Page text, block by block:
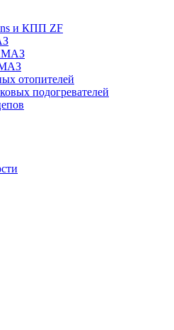
и КПП ZF
отопителей
подогревателей